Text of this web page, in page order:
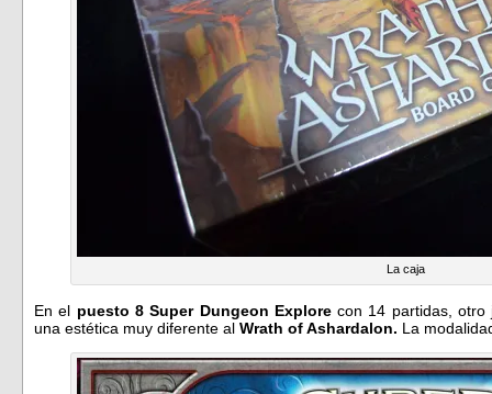
La caja
En el puesto 8 Super Dungeon Explorecon 14 partidas, otro
una estética muy diferente al Wrath of Ashardalon. La